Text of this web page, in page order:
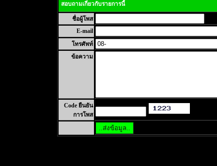
สอบถามเกี่ยวกับรายการนี้
ชื่อผู้โพส
E-mail
โทรศัพท์
ข้อความ
Code ยืนยัน
การโพส